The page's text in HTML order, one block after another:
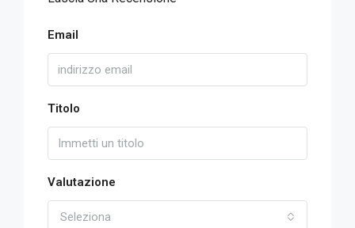
Email
Titolo
Valutazione
Seleziona